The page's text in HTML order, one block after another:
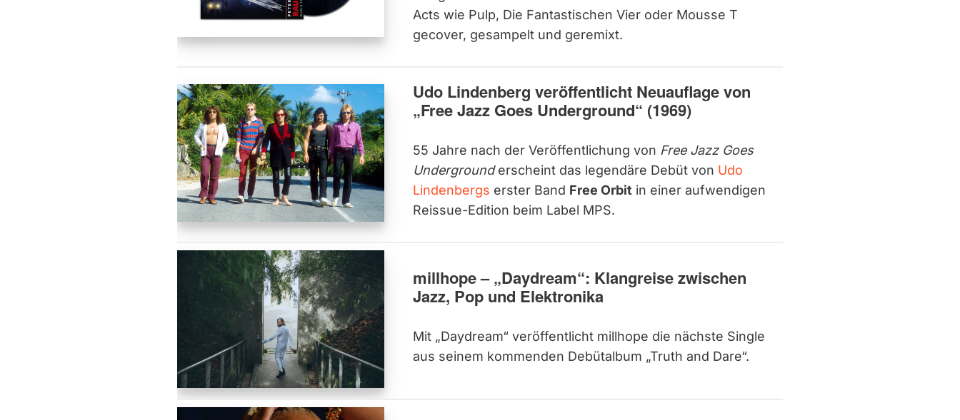
Acts wie Pulp, Die Fantastischen Vier oder Mousse T
gecover, gesampelt und geremixt.
Udo Lindenberg veröffentlicht Neuauflage von
„Free Jazz Goes Underground“ (1969)
55 Jahre nach der Veröffentlichung von Free Jazz Goes
Undergrounderscheint das legendäre Debüt von Udo
Lindenbergs erster Band Free Orbit in einer aufwendigen
Reissue-Edition beim Label MPS.
millhope – „Daydream“: Klangreise zwischen
Jazz, Pop und Elektronika
Mit „Daydream“ veröffentlicht millhope die nächste Single
aus seinem kommenden Debütalbum „Truth and Dare“.